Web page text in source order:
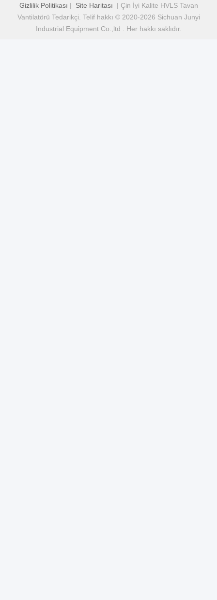
Gizlilik Politikası | Site Haritası | Çin İyi Kalite HVLS Tavan
Vantilatörü Tedarikçi. Telif hakkı © 2020-2026 Sichuan Junyi
Industrial Equipment Co.,ltd . Her hakkı saklıdır.